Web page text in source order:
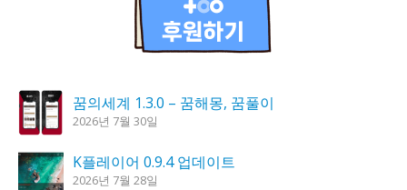
꿈의세계 1.3.0 – 꿈해몽, 꿈풀이
2026년 7월 30일
K플레이어 0.9.4 업데이트
2026년 7월 28일